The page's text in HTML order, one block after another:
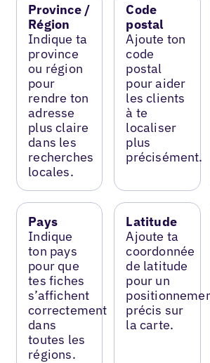
Province /
Région
Indique ta
province
ou région
pour
rendre ton
adresse
plus claire
dans les
recherches
locales.
Code
postal
Ajoute ton
code
postal
pour aider
les clients
à te
localiser
plus
précisément.
Pays
Indique
ton pays
pour que
tes fiches
s’affichent
correctement
dans
toutes les
régions.
Latitude
Ajoute ta
coordonnée
de latitude
pour un
précis sur
la carte.